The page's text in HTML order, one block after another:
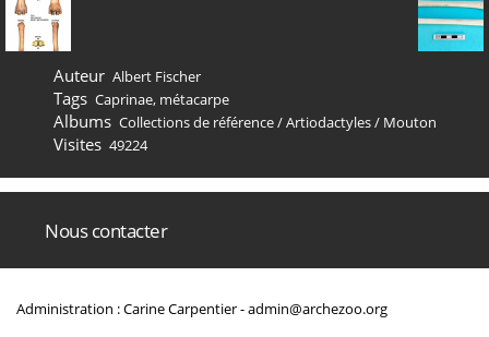
Auteur Albert Fischer
Tags Caprinae, métacarpe
Albums Collections de référence/Artiodactyles/ Mouton
Visites 49224
Nous contacter
Administration : Carine Carpentier -admin@archezoo.org